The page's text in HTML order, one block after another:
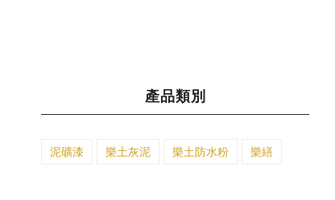
產品類別
泥礦漆 樂土灰泥 樂土防水粉 樂繕